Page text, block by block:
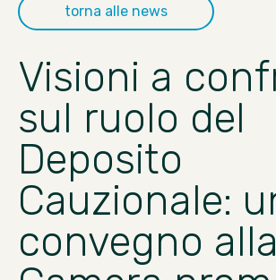
torna alle news
Visioni a
sul ruolo del
Deposito
Cauzionale:
convegno alla